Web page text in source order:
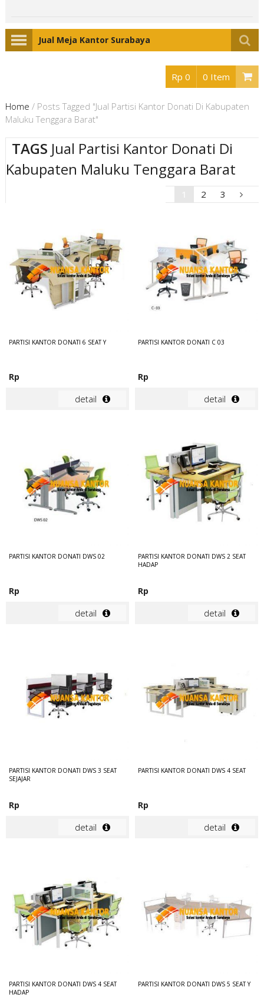
Jual Meja Kantor Surabaya
Rp 0 0 Item
Home / Posts Tagged "Jual Partisi Kantor Donati Di Kabupaten
Maluku Tenggara Barat"
TAGS Jual Partisi Kantor Donati Di
Kabupaten Maluku Tenggara Barat
2 3
PARTISI KANTOR DONATI 6 SEAT Y
Rp
detail
PARTISI KANTOR DONATI C 03
Rp
detail
PARTISI KANTOR DONATI DWS 02
Rp
detail
PARTISI KANTOR DONATI DWS 2 SEAT
HADAP
Rp
detail
PARTISI KANTOR DONATI DWS 3 SEAT
SEJAJAR
Rp
detail
PARTISI KANTOR DONATI DWS 4 SEAT
Rp
detail
PARTISI KANTOR DONATI DWS 4 SEAT
HADAP
PARTISI KANTOR DONATI DWS 5 SEAT Y